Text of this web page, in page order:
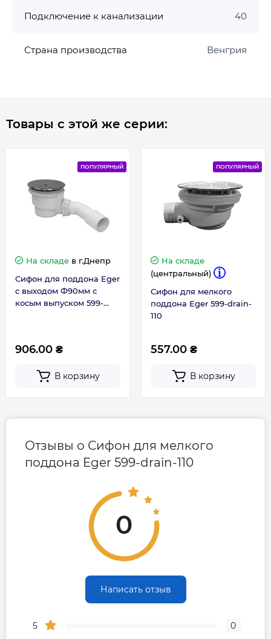
Подключение к канализации 40
Страна производства Венгрия
Товары с этой же серии:
ПОПУЛЯРНЫЙ
На складе в г.Днепр
Сифон для поддона Eger
с выходом Ф90мм c
косым выпуском 599-
906.00 ₴
В корзину
ПОПУЛЯРНЫЙ
На складе
(центральный)
Сифон для мелкого
поддона Eger 599-drain-
110
557.00 ₴
В корзину
Отзывы о Сифон для мелкого
поддона Eger 599-drain-110
0
Написать отзыв
5
0